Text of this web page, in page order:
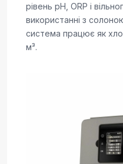
рівень pH, ORP і
використанні з
система працює як
м³.